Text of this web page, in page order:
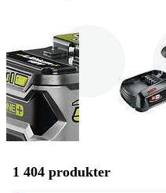
Batteri
1 404 produkter